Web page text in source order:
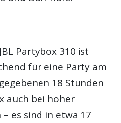
Partybox 310 ist
für eine Party am
18 Stunden
auch bei hoher
es sind in etwa 17